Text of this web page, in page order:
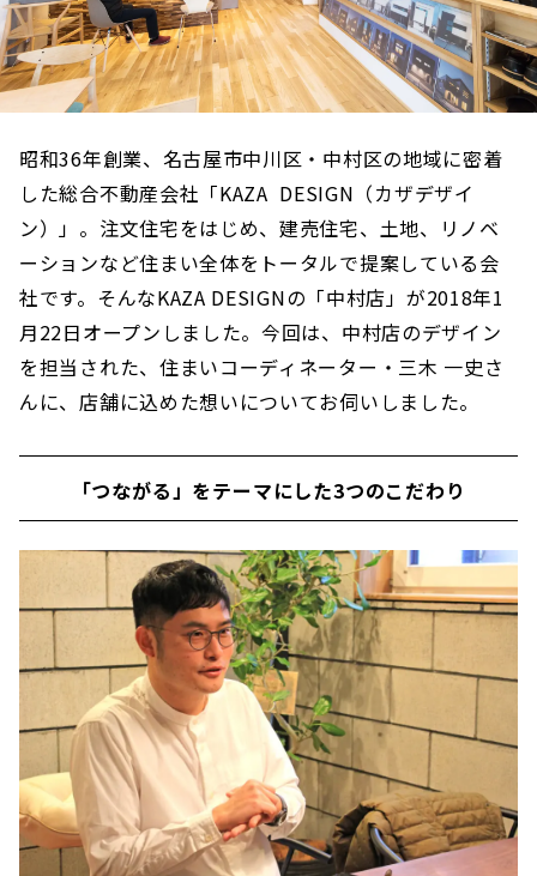
昭和36年創業、名古屋市中川区・中村区の地域に密着
した総合不動産会社「KAZA DESIGN（カザデザイ
ン）」。注文住宅をはじめ、建売住宅、土地、リノベ
ーションなど住まい全体をトータルで提案している会
社です。そんなKAZA DESIGNの「中村店」が2018年1
月22日オープンしました。今回は、中村店のデザイン
を担当された、住まいコーディネーター・三木 一史さ
んに、店舗に込めた想いについてお伺いしました。
「つながる」をテーマにした3つのこだわり